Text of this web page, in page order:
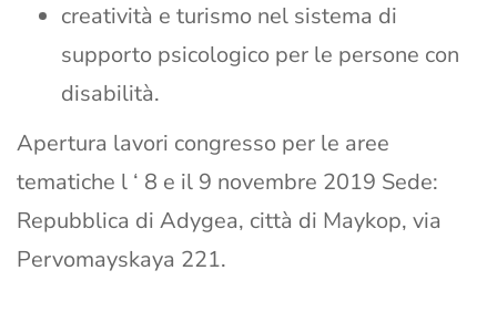
creatività e turismo nel sistema di
supporto psicologico per le persone con
disabilità.
Apertura lavori congresso per le aree
tematiche l ‘ 8 e il 9 novembre 2019 Sede:
Repubblica di Adygea, città di Maykop, via
Pervomayskaya 221.